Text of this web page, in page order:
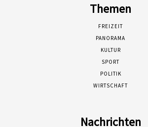
Themen
FREIZEIT
PANORAMA
KULTUR
SPORT
POLITIK
WIRTSCHAFT
Nachrichten